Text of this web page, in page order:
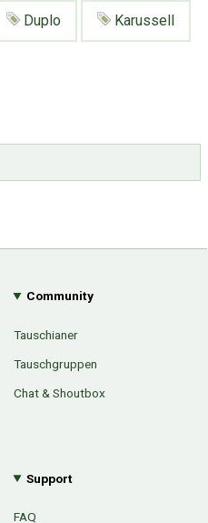
Duplo Karussell
Community
Tauschianer
Tauschgruppen
Chat & Shoutbox
Support
FAQ